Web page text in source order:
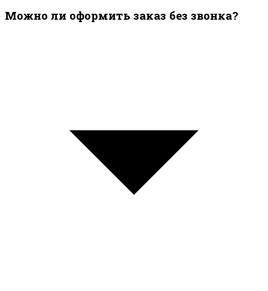
Можно ли оформить заказ без звонка?